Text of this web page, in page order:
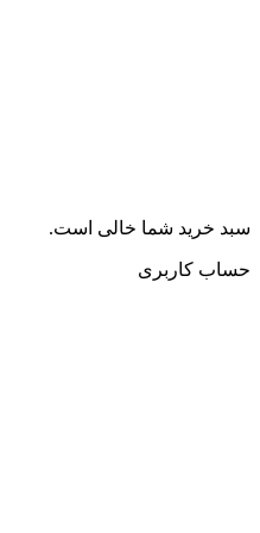
سبد خرید شما خالی است.
حساب کاربری